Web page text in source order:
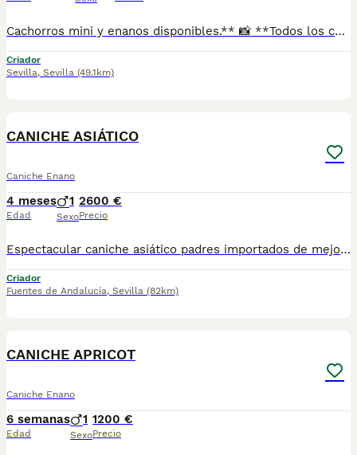
Cachorros mini y enanos disponibles.** 📸 **Todos los cachorros disponibles están publicados en nuestra web**, donde podrás ver fotos actualizadas, información y disponibilidad. ✅ Se entregan con: ✔ Cartilla veterinaria. ✔ Vacunas al día según la edad. ✔ Pienso para los primeros días. ✔ Contrato de compra. ✔ Garantía. 🚚 **Envíos con pago a la entrega** para mayor comodidad y tranquilidad. 📍 Enviamos a: Andalucía, Madrid, Cataluña, Comunidad Valenciana, Murcia, Aragón, Castilla-La Mancha, Castilla y León, Extremadura, Galicia, Asturias, Cantabria, País Vasco, Navarra y La Rioja. 📞 Teléfono y WhatsApp: **621 31 88 32** 🌐 Web: https://www.mundochihuahua.es
Criador
Sevilla, Sevilla (49.1km)
CANICHE ASIÁTICO
Caniche Enano
4 meses
Edad
1
Sexo
2600 €
Precio
Espectacular caniche asiático padres importados de mejores sangres rojo intenso un cachorro con una gran calidad
Criador
Fuentes de Andalucía, Sevilla (82km)
CANICHE APRICOT
Caniche Enano
6 semanas
Edad
1
Sexo
1200 €
Precio